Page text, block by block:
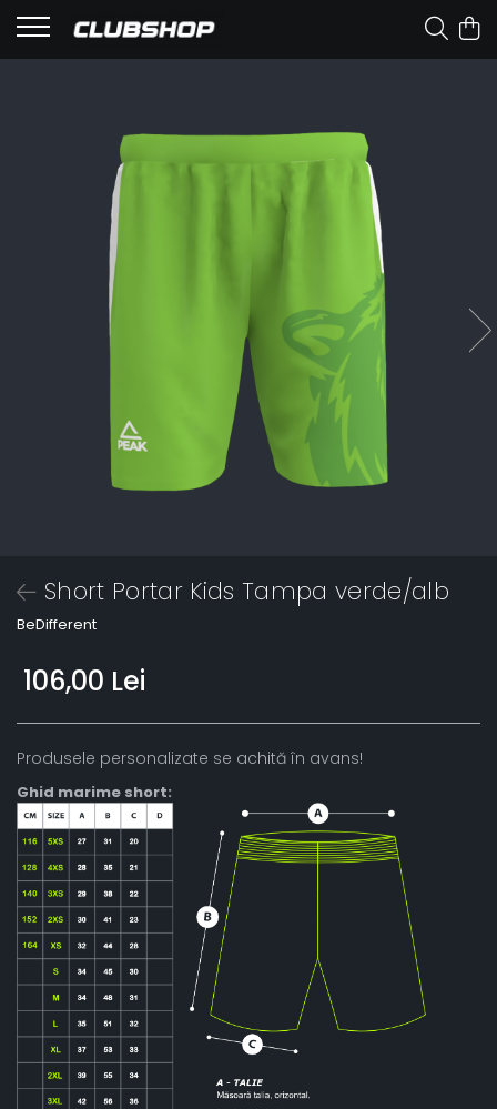
Short Portar Kids Tampa verde/alb
BeDifferent
106,00 Lei
Produsele personalizate se achită în avans!
Ghid marime short: